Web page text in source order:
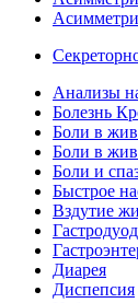
Анализы
Болезнь
Боли в
Боли в
Боли и
Быстрое
Вздутие
Диарея
Диспепсия